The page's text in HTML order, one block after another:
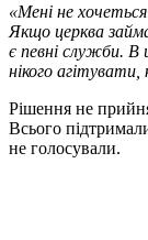
«Мені не хочеться
Якщо церква
є певні служби. В
нікого
Рішення не
Всього
не голосували.